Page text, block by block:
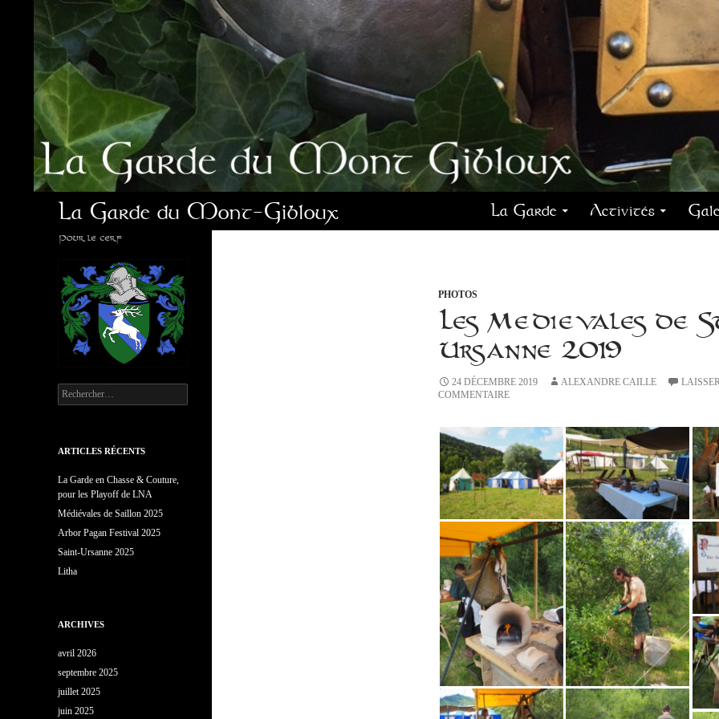
La Garde du Mont-Gibloux
Recherche
La Garde Activités
PHOTOS
Les Médiévales de
Ursanne 2019
24 DÉCEMBRE 2019 ALEXANDRE CAILLE
COMMENTAIRE
Pour le cerf
Rechercher :
ARTICLES RÉCENTS
La Garde en Chasse & Couture,
pour les Playoff de LNA
Médiévales de Saillon 2025
Arbor Pagan Festival 2025
Saint-Ursanne 2025
Litha
ARCHIVES
avril 2026
septembre 2025
juillet 2025
juin 2025